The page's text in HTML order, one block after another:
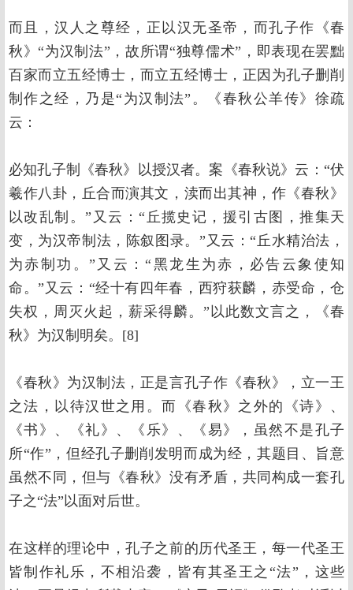
而且，汉人之尊经，正以汉无圣帝，而孔子作《春
秋》“为汉制法”，故所谓“独尊儒术”，即表现在罢黜
百家而立五经博士，而立五经博士，正因为孔子删削
制作之经，乃是“为汉制法”。《春秋公羊传》徐疏
云：
必知孔子制《春秋》以授汉者。案《春秋说》云：“伏
羲作八卦，丘合而演其文，渎而出其神，作《春秋》
以改乱制。”又云：“丘揽史记，援引古图，推集天
变，为汉帝制法，陈叙图录。”又云：“丘水精治法，
为赤制功。”又云：“黑龙生为赤，必告云象使知
命。”又云：“经十有四年春，西狩获麟，赤受命，仓
失权，周灭火起，薪采得麟。”以此数文言之，《春
秋》为汉制明矣。[8]
《春秋》为汉制法，正是言孔子作《春秋》，立一王
之法，以待汉世之用。而《春秋》之外的《诗》、
《书》、《礼》、《乐》、《易》，虽然不是孔子
所“作”，但经孔子删削发明而成为经，其题目、旨意
虽然不同，但与《春秋》没有矛盾，共同构成一套孔
子之“法”以面对后世。
在这样的理论中，孔子之前的历代圣王，每一代圣王
皆制作礼乐，不相沿袭，皆有其圣王之“法”，这些